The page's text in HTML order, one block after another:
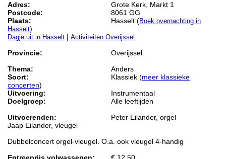
Adres:
Grote Kerk, Markt 1
Postcode:
8061 GG
Plaats:
Hasselt (Boek overnachting in
Hasselt)
Dagje uit in Hasselt | Activiteiten Overijssel
Provincie:
Overijssel
Thema:
Anders
Soort:
Klassiek (meer klassieke
concerten)
Uitvoering:
Instrumentaal
Doelgroep:
Alle leeftijden
Uitvoerenden:
Peter Eilander, orgel
Jaap Eilander, vleugel
Dubbelconcert orgel-vleugel. O.a. ook vleugel 4-handig